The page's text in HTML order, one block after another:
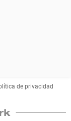
de privacidad